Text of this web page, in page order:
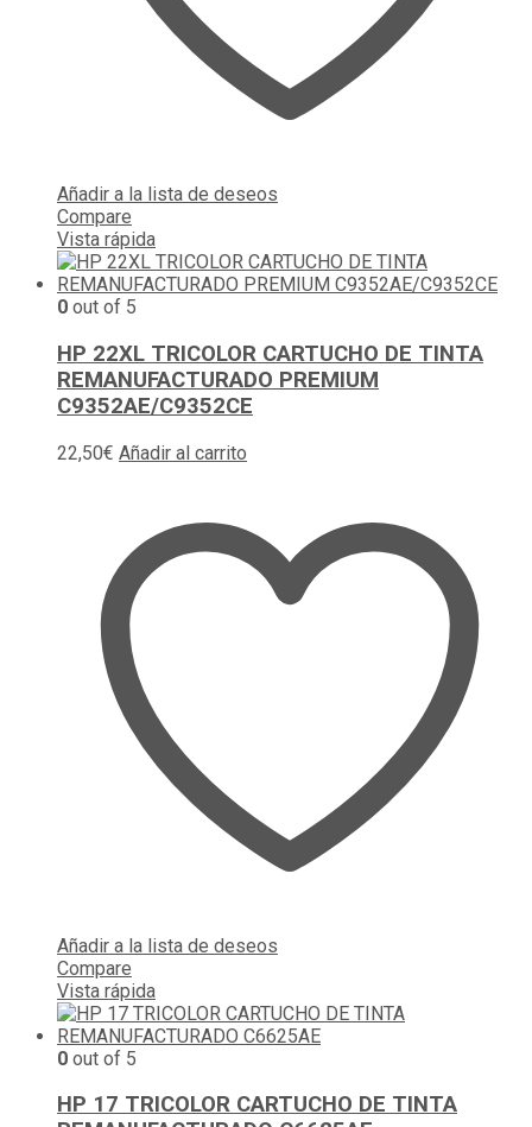
Añadir a la lista de deseos
Compare
Vista rápida
0 out of 5
HP 22XL TRICOLOR CARTUCHO DE TINTA
REMANUFACTURADO PREMIUM
C9352AE/C9352CE
22,50€ Añadir al carrito
Añadir a la lista de deseos
Compare
Vista rápida
0 out of 5
HP 17 TRICOLOR CARTUCHO DE TINTA